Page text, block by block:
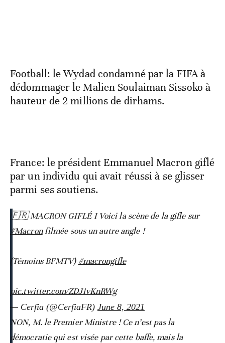
Football: le Wydad condamné par la FIFA à
dédommager le Malien Soulaiman Sissoko à
hauteur de 2 millions de dirhams.
France: le président Emmanuel Macron giflé
par un individu qui avait réussi à se glisser
parmi ses soutiens.
🇫🇷 MACRON GIFLÉ I Voici la scène de la gifle sur
#Macronfilmée sous un autre angle !
(Témoins BFMTV) #macrongifle
pic.twitter.com/ZDJ1vKnRWg
— Cerfia (@CerfiaFR) June 8, 2021
NON, M. le Premier Ministre ! Ce n’est pas la
démocratie qui est visée par cette baffe, mais la